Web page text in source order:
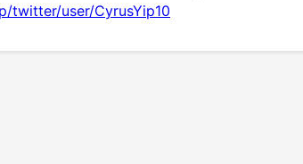
twitter/user/CyrusYip10